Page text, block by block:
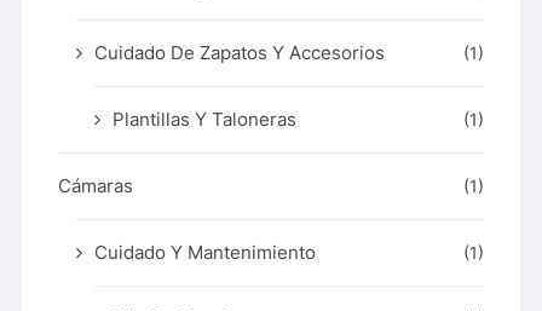
Cuidado De Zapatos Y Accesorios (1)
Plantillas Y Taloneras (1)
Cámaras (1)
Cuidado Y Mantenimiento (1)